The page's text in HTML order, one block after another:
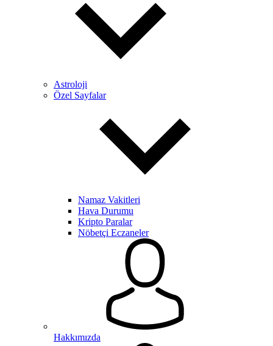
Astroloji
Özel Sayfalar
Namaz Vakitleri
Hava Durumu
Kripto Paralar
Nöbetçi Eczaneler
Hakkımızda